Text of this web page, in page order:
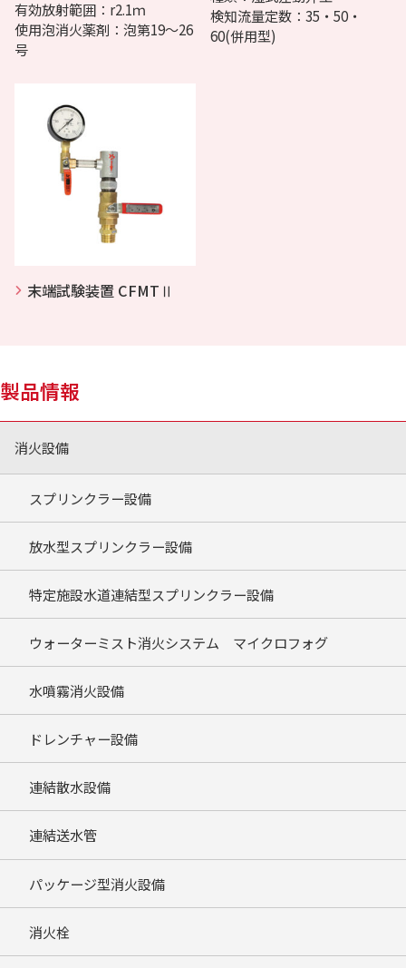
有効放射範囲：r2.1ｍ
使用泡消火薬剤：泡第19～26
号
検知流量定数：35・50・
60(併用型)
末端試験装置 CFMTⅡ
製品情報
消火設備
スプリンクラー設備
放水型スプリンクラー設備
特定施設水道連結型スプリンクラー設備
ウォーターミスト消火システム マイクロフォグ
水噴霧消火設備
ドレンチャー設備
連結散水設備
連結送水管
パッケージ型消火設備
消火栓